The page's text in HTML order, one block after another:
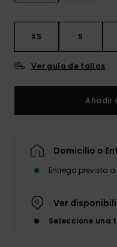
XS S
Ver guía de tallas
Añadir
Domicilio o
Entrega prevista
Ver
Seleccione una